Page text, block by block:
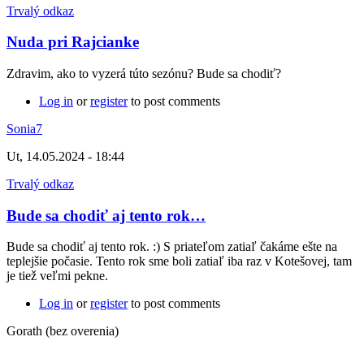
Trvalý odkaz
Nuda pri Rajcianke
Zdravim, ako to vyzerá túto sezónu? Bude sa chodiť?
Log in orregisterto post comments
Sonia7
Ut, 14.05.2024 - 18:44
Trvalý odkaz
Bude sa chodiť aj tento rok…
Bude sa chodiť aj tento rok. :) S priateľom zatiaľ čakáme ešte na
teplejšie počasie. Tento rok sme boli zatiaľ iba raz v Kotešovej, tam
je tiež veľmi pekne.
Log in orregisterto post comments
Gorath (bez overenia)